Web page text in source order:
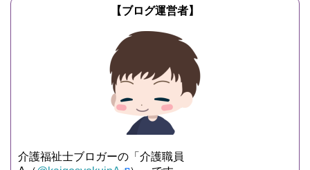
【ブログ運営者】
介護福祉士ブロガーの「介護職員